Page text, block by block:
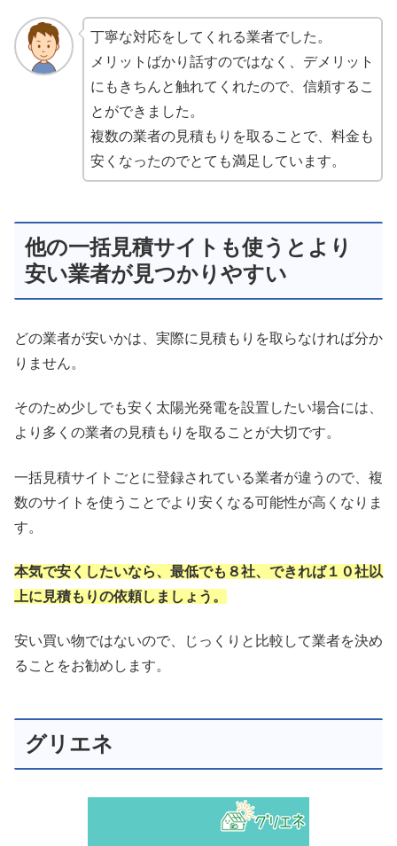
丁寧な対応をしてくれる業者でした。
メリットばかり話すのではなく、デメリット
にもきちんと触れてくれたので、信頼するこ
とができました。
複数の業者の見積もりを取ることで、料金も
安くなったのでとても満足しています。
他の一括見積サイトも使うとより
安い業者が見つかりやすい
どの業者が安いかは、実際に見積もりを取らなければ分か
りません。
そのため少しでも安く太陽光発電を設置したい場合には、
より多くの業者の見積もりを取ることが大切です。
一括見積サイトごとに登録されている業者が違うので、複
数のサイトを使うことでより安くなる可能性が高くなりま
す。
本気で安くしたいなら、最低でも８社、できれば１０社以
上に見積もりの依頼しましょう。
安い買い物ではないので、じっくりと比較して業者を決め
ることをお勧めします。
グリエネ